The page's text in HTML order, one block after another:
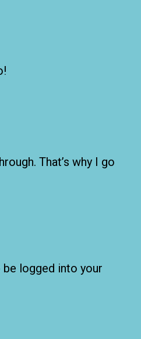
That’s why I go
be logged into your